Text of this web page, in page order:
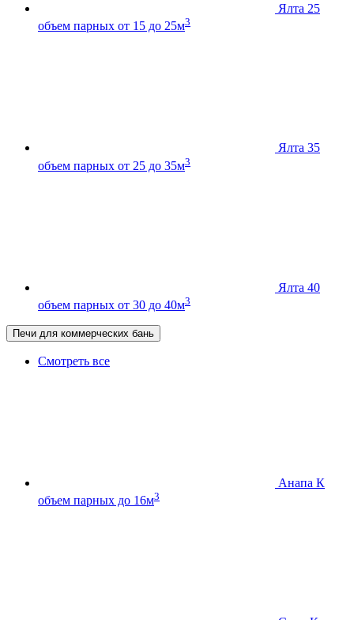
Ялта 25
объем парных от 15 до 25м3
Ялта 35
объем парных от 25 до 35м3
Ялта 40
объем парных от 30 до 40м3
Печи для коммерческих бань
Смотреть все
Анапа К
объем парных до 16м3